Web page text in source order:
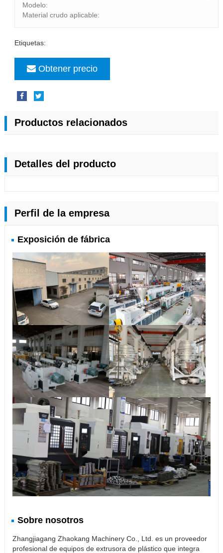
Modelo:
Material crudo aplicable:
Etiquetas:
Obtener precio
Productos relacionados
Detalles del producto
Perfil de la empresa
Exposición de fábrica
Sobre nosotros
Zhangjiagang Zhaokang Machinery Co., Ltd. es un proveedor
profesional de equipos de extrusora de plástico que integra